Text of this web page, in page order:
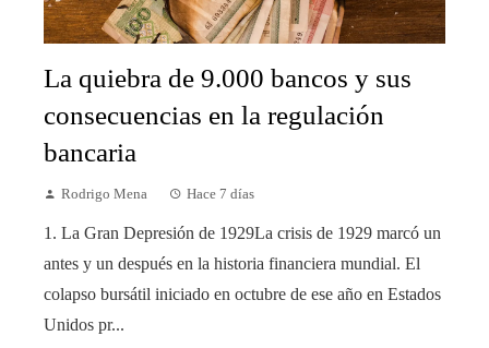
La quiebra de 9.000 bancos y sus
consecuencias en la regulación
bancaria
Rodrigo Mena Hace 7 días
1. La Gran Depresión de 1929La crisis de 1929 marcó un
antes y un después en la historia financiera mundial. El
colapso bursátil iniciado en octubre de ese año en Estados
Unidos pr...